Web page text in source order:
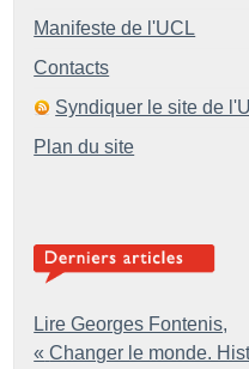
Manifeste de l'UCL
Contacts
Syndiquer le site de
Plan du site
Lire Georges Fontenis,
« Changer le monde.